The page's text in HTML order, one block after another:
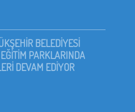
BELEDİYESİ
PARKLARINDA
DEVAM EDİYOR